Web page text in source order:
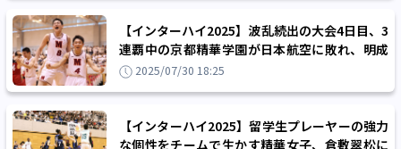
【インターハイ2025】波乱続出の大会4日目、3
連覇中の京都精華学園が日本航空に敗れ、明成
が東山を撃破
2025/07/30 18:25
【インターハイ2025】留学生プレーヤーの強力
な個性をチームで生かす精華女子、倉敷翠松に